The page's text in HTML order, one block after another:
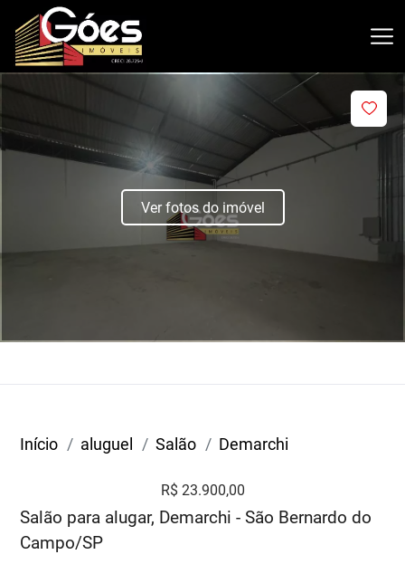
Ver fotos do imóvel
Início aluguel Salão Demarchi
R$ 23.900,00
Salão para alugar, Demarchi - São Bernardo do
Campo/SP